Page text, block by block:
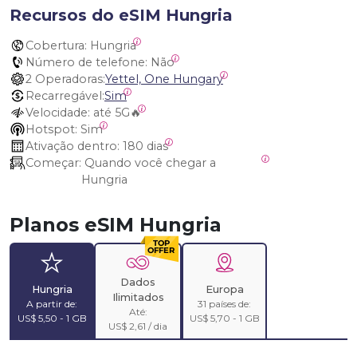
Recursos do eSIM Hungria
Cobertura: Hungria
Número de telefone: Não
2 Operadoras:Yettel, One Hungary
Recarregável:Sim
Velocidade: até 5G🔥
Hotspot: Sim
Ativação dentro: 180 dias
Começar:
Hungria
Planos eSIM Hungria
Hungria
A partir de:
US$ 5,50 - 1 GB
Dados
Ilimitados
Até:
US$ 2,61 / dia
Europa
31 países de:
US$ 5,70 - 1 GB